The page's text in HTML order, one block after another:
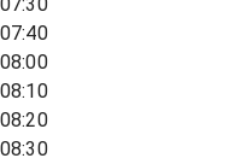
07:40
08:00
08:10
08:20
08:30